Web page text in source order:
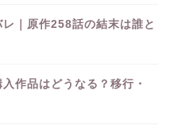
レ｜原作258話の結末は誰と
作品はどうなる？移行・